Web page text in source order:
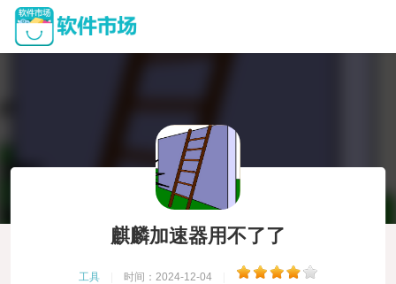
麒麟加速器用不了了
工具 时间：2024-12-04